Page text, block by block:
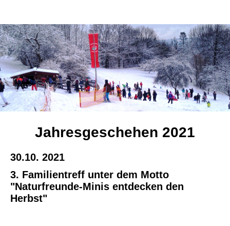
Jahresgeschehen 2021
30.10. 2021
3. Familientreff unter dem Motto
"Naturfreunde-Minis entdecken den
Herbst"